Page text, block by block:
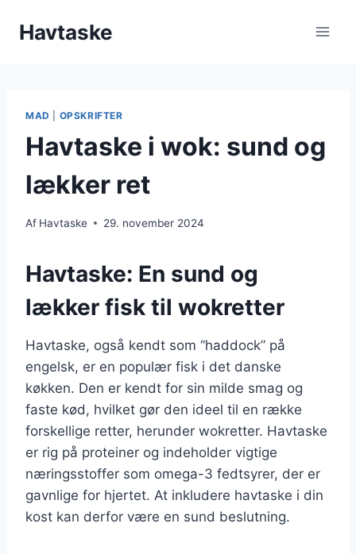
Havtaske
MAD OPSKRIFTER
Havtaske i wok: sund og
lækker ret
Af Havtaske 29. november 2024
Havtaske: En sund og
lækker fisk til wokretter
Havtaske, også kendt som “haddock” på
engelsk, er en populær fisk i det danske
køkken. Den er kendt for sin milde smag og
faste kød, hvilket gør den ideel til en række
forskellige retter, herunder wokretter. Havtaske
er rig på proteiner og indeholder vigtige
næringsstoffer som omega-3 fedtsyrer, der er
gavnlige for hjertet. At inkludere havtaske i din
kost kan derfor være en sund beslutning.